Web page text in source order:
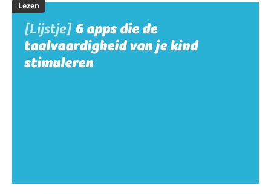
Lezen
[Lijstje] 6 apps die de
taalvaardigheid van je kind
stimuleren